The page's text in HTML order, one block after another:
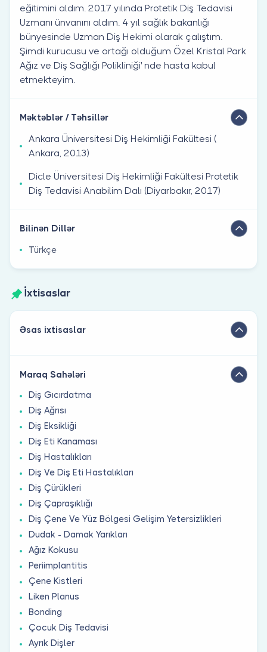
eğitimini aldım. 2017 yılında Protetik Diş Tedavisi
Uzmanı ünvanını aldım. 4 yıl sağlık bakanlığı
bünyesinde Uzman Diş Hekimi olarak çalıştım.
Şimdi kurucusu ve ortağı olduğum Özel Kristal Park
Ağız ve Diş Sağlığı Polikliniği' nde hasta kabul
etmekteyim.
Məktəblər / Təhsillər
Ankara Üniversitesi Diş Hekimliği Fakültesi (
Ankara, 2013)
Dicle Üniversitesi Diş Hekimliği Fakültesi Protetik
Diş Tedavisi Anabilim Dalı (Diyarbakır, 2017)
Bilinən Dillər
Türkçe
İxtisaslar
Əsas ixtisaslar
Maraq Sahələri
Diş Gıcırdatma
Diş Ağrısı
Diş Eksikliği
Diş Eti Kanaması
Diş Hastalıkları
Diş Ve Diş Eti Hastalıkları
Diş Çürükleri
Diş Çapraşıklığı
Diş Çene Ve Yüz Bölgesi Gelişim Yetersizlikleri
Dudak - Damak Yarıkları
Ağız Kokusu
Periimplantitis
Çene Kistleri
Liken Planus
Bonding
Çocuk Diş Tedavisi
Ayrık Dişler